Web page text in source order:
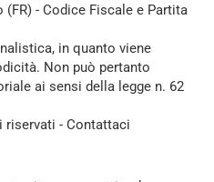
(FR) - Codice Fiscale e Partita
in quanto viene
Non può pertanto
ai sensi della legge n. 62
riservati - Contattaci